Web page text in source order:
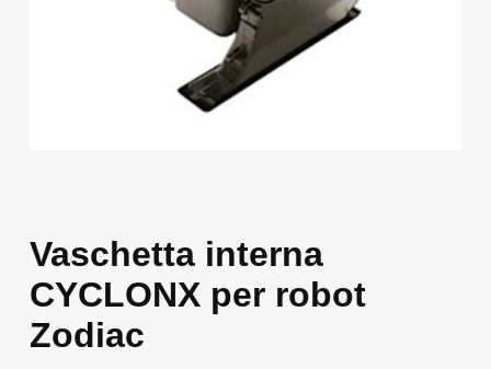
Vaschetta interna
CYCLONX per robot
Zodiac